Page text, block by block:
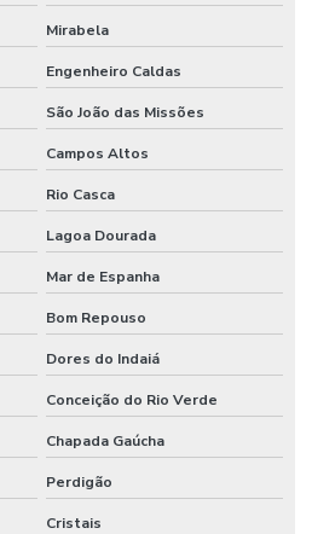
Mirabela
Engenheiro Caldas
São João das Missões
Campos Altos
Rio Casca
Lagoa Dourada
Mar de Espanha
Bom Repouso
Dores do Indaiá
Conceição do Rio Verde
Chapada Gaúcha
Perdigão
Cristais